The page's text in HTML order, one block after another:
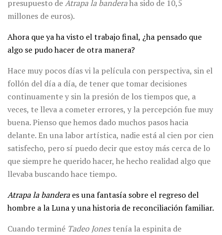
presupuesto deAtrapa la banderaha sido de 10,5
millones de euros).
Ahora que ya ha visto el trabajo final, ¿ha pensado que
algo se pudo hacer de otra manera?
Hace muy pocos días vi la película con perspectiva, sin el
follón del día a día, de tener que tomar decisiones
continuamente y sin la presión de los tiempos que, a
veces, te lleva a cometer errores, y la percepción fue muy
buena. Pienso que hemos dado muchos pasos hacia
delante. En una labor artística, nadie está al cien por cien
satisfecho, pero sí puedo decir que estoy más cerca de lo
que siempre he querido hacer, he hecho realidad algo que
llevaba buscando hace tiempo.
Atrapa la banderaes una fantasía sobre el regreso del
hombre a la Luna y una historia de reconciliación familiar.
Cuando terminé Tadeo Jonestenía la espinita de